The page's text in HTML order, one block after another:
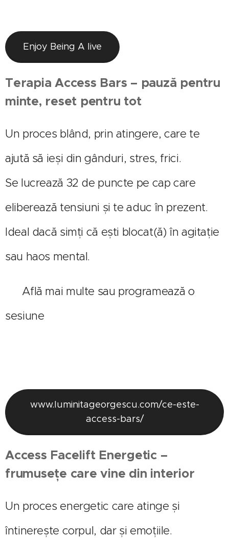
Enjoy Being A live
Terapia Access Bars – pauză pentru
minte, reset pentru tot
Un proces blând, prin atingere, care te
ajută să ieși din gânduri, stres, frici.
Se lucrează 32 de puncte pe cap care
eliberează tensiuni și te aduc în prezent.
Ideal dacă simți că ești blocat(ă) în agitație
sau haos mental.
🔗 Află mai multe sau programează o
sesiune
www.luminitageorgescu.com/ce-este-
access-bars/
Access Facelift Energetic –
frumusețe care vine din interior
Un proces energetic care atinge și
întinerește corpul, dar și emoțiile.